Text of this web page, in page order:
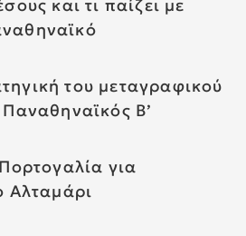
και τι παίζει με
του μεταγραφικού
Β’
για
Αλταμάρι